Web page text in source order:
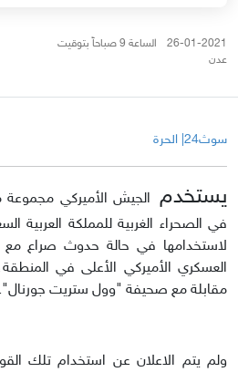
26-01-2021 الساعة 9 صباحاً بتوقيت
عدن
سوث24| الحرة
يستخدم الجيش الأميركي مجموعة
في الصحراء الغربية للمملكة العربية
لاستخدامها في حالة حدوث صراع مع
العسكري الأميركي الأعلى في
مقابلة مع صحيفة "وول ستريت جورنال".
ولم يتم الاعلان عن استخدام تلك